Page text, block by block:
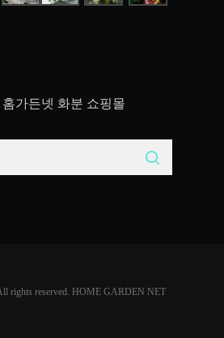
홈가든넷 화분 쇼핑몰
rights reserved. HOME GARDEN NET